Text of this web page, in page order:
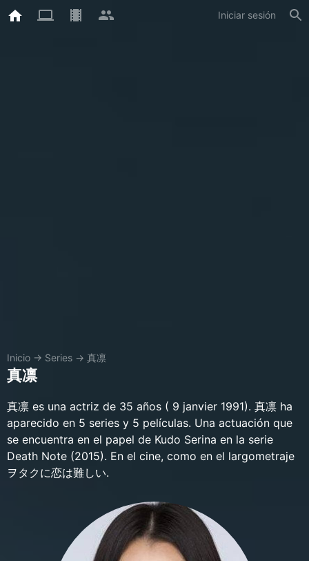
Iniciar sesión
Inicio → Series → 真凛
真凛
真凛 es una actriz de 35 años ( 9 janvier 1991). 真凛 ha
aparecido en 5 series y 5 películas. Una actuación que
se encuentra en el papel de Kudo Serina en la serie
Death Note (2015). En el cine, como en el largometraje
ヲタクに恋は難しい.